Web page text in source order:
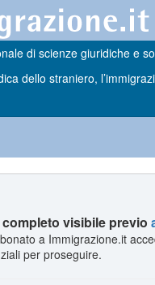
di scienze giuridiche e
dello straniero,
visibile previo
a Immigrazione.it
per proseguire.